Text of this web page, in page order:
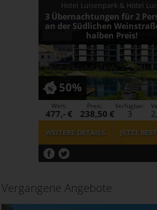
Hotel Luisenpark & Hotel
3 Übernachtungen für 2
an der Südlichen
halben Preis!
50%
WEITERE DETAILS JETZT
Wert:
477,- €
Preis:
238,50 €
Verfügbar:
3
Vergangene Angebote